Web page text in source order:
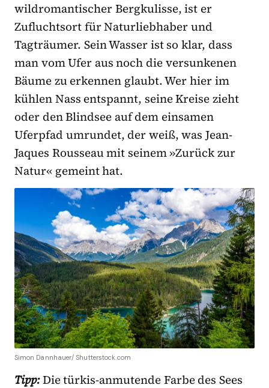
wildromantischer Bergkulisse, ist er
Zufluchtsort für Naturliebhaber und
Tagträumer. Sein Wasser ist so klar, dass
man vom Ufer aus noch die versunkenen
Bäume zu erkennen glaubt. Wer hier im
kühlen Nass entspannt, seine Kreise zieht
oder den Blindsee auf dem einsamen
Uferpfad umrundet, der weiß, was Jean-
Jaques Rousseau mit seinem »Zurück zur
Natur« gemeint hat.
Simon Dannhauer/ Shutterstock.com
Tipp:Die türkis-anmutende Farbe des Sees